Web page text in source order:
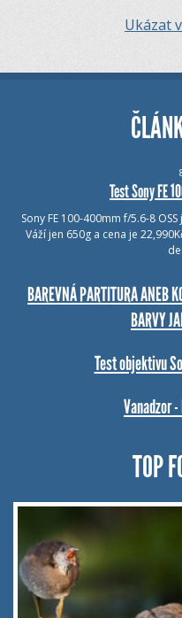
Ukázat
Test Sony FE
Sony FE 100-400mm f/5.6-8
Váží jen 650g a cena je
BAREVNÁ PARTITURA ANEB
BARVY
Test objektivu
Vanadzor
TOP